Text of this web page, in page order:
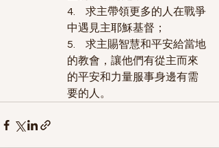
4.     求主帶領更多的人在戰爭
中遇見主耶穌基督；
5.     求主賜智慧和平安給當地
的教會，讓他們有從主而來
的平安和力量服事身邊有需
要的人。